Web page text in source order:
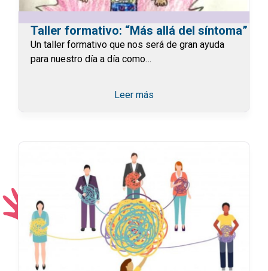
Taller formativo: “Más allá del síntoma”
Un taller formativo que nos será de gran ayuda
para nuestro día a día como…
Leer más